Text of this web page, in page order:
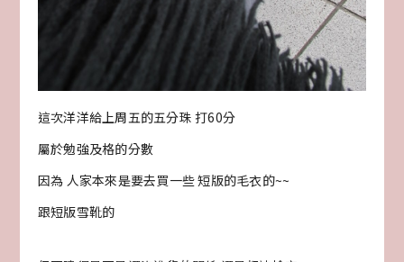
這次洋洋給上周五的五分珠 打60分
屬於勉強及格的分數
因為 人家本來是要去買一些 短版的毛衣的~~
跟短版雪靴的